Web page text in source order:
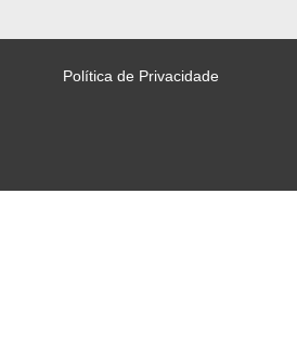
Política de Privacidade